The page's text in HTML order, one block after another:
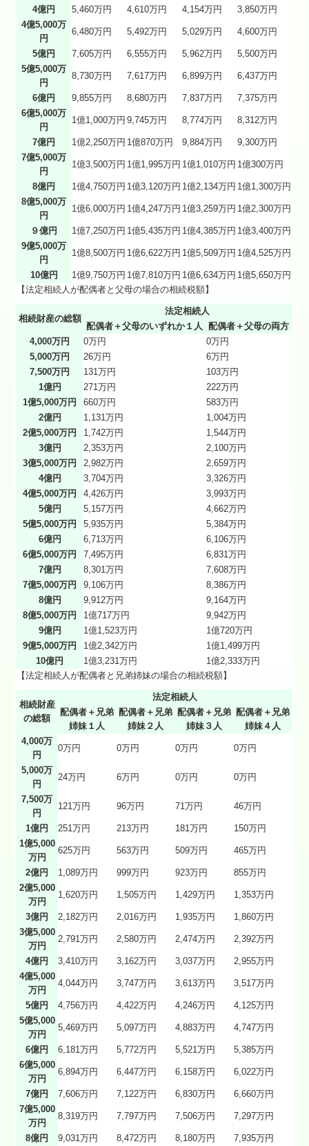
4億円 5,460万円 4,610万円 4,154万円
3,850万円
4億5,000万
円
6,480万円 5,492万円 5,029万円 4,600万円
5億円 7,605万円 6,555万円 5,962万円
5,500万円
5億5,000万
円
8,730万円 7,617万円 6,899万円 6,437万円
6億円 9,855万円 8,680万円 7,837万円
7,375万円
6億5,000万
円
1億1,000万円 9,745万円 8,774万円 8,312万円
7億円 1億2,250万円 1億870万円 9,884万円
9,300万円
7億5,000万
円
1億3,500万円 1億1,995万円 1億1,010万円 1億300万円
8億円 1億4,750万円 1億3,120万円 1億2,134万円 1億1,300万円
8億5,000万
円
1億6,000万円 1億4,247万円 1億3,259万円 1億2,300万円
９億円 1億7,250万円 1億5,435万円 1億4,385万円 1億3,400万円
9億5,000万
円
1億8,500万円 1億6,622万円 1億5,509万円 1億4,525万円
10億円 1億9,750万円 1億7,810万円 1億6,634万円 1億5,650万円
【法定相続人が配偶者と父母の場合の相続税額】
相続財産の総額
法定相続人
配偶者＋父母のいずれか１人
配偶者＋父母の両方
4,000万円
0万円
0万円
5,000万円
26万円
6万円
7,500万円
131万円
103万円
1億円
271万円
222万円
1億5,000万円
660万円
583万円
2億円
1,131万円
1,004万円
2億5,000万円
1,742万円
1,544万円
3億円
2,353万円
2,100万円
3億5,000万円
2,982万円
2,659万円
4億円
3,704万円
3,326万円
4億5,000万円
4,426万円
3,993万円
5億円
5,157万円
4,662万円
5億5,000万円
5,935万円
5,384万円
6億円
6,713万円
6,106万円
6億5,000万円
7,495万円
6,831万円
7億円
8,301万円
7,608万円
7億5,000万円
9,106万円
8,386万円
8億円
9,912万円
9,164万円
8億5,000万円
1億717万円
9,942万円
9億円
1億1,523万円
1億720万円
9億5,000万円
1億2,342万円
1億1,499万円
10億円
1億3,231万円
1億2,333万円
【法定相続人が配偶者と兄弟姉妹の場合の相続税額】
相続財産
の総額
法定相続人
配偶者＋兄弟
姉妹１人
配偶者＋兄弟
姉妹２人
配偶者＋兄弟
姉妹３人
配偶者＋兄弟
姉妹４人
4,000万
円
0万円 0万円 0万円 0万円
5,000万
円
24万円 6万円 0万円 0万円
7,500万
円
121万円 96万円 71万円 46万円
1億円 251万円 213万円 181万円
150万円
1億5,000
万円
625万円 563万円 509万円 465万円
2億円 1,089万円 999万円 923万円
855万円
2億5,000
万円
1,620万円 1,505万円 1,429万円 1,353万円
3億円 2,182万円 2,016万円 1,935万円
1,860万円
3億5,000
万円
2,791万円 2,580万円 2,474万円 2,392万円
4億円 3,410万円 3,162万円 3,037万円
2,955万円
4億5,000
万円
4,044万円 3,747万円 3,613万円 3,517万円
5億円 4,756万円 4,422万円 4,246万円
4,125万円
5億5,000
万円
5,469万円 5,097万円 4,883万円 4,747万円
6億円 6,181万円 5,772万円 5,521万円
5,385万円
6億5,000
万円
6,894万円 6,447万円 6,158万円 6,022万円
7億円 7,606万円 7,122万円 6,830万円
6,660万円
7億5,000
万円
8,319万円 7,797万円 7,506万円 7,297万円
8億円 9,031万円 8,472万円 8,180万円 7,935万円